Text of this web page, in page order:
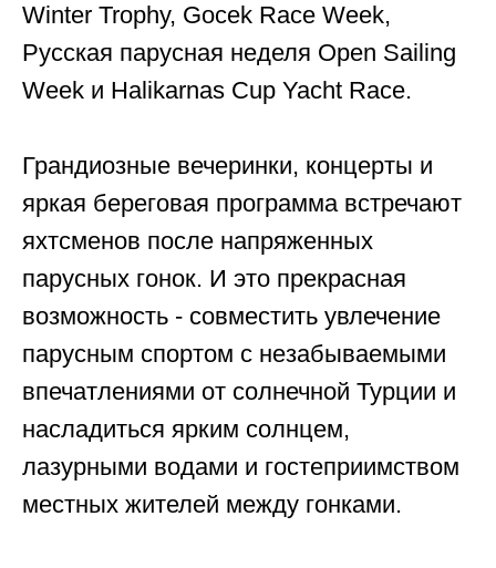
Winter Trophy, Gocek Race Week,
Русская парусная неделя Open Sailing
Week и Halikarnas Cup Yacht Race.
Грандиозные вечеринки, концерты и
яркая береговая программа встречают
яхтсменов после напряженных
парусных гонок. И это прекрасная
возможность - совместить увлечение
парусным спортом с незабываемыми
впечатлениями от солнечной Турции и
насладиться ярким солнцем,
лазурными водами и гостеприимством
местных жителей между гонками.